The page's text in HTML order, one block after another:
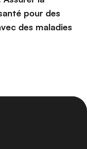
pour des
des maladies